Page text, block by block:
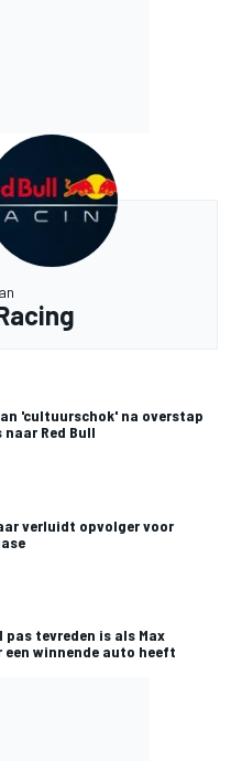
'cultuurschok' na overstap
Red Bull
verluidt opvolger voor
pas tevreden is als Max
een winnende auto heeft